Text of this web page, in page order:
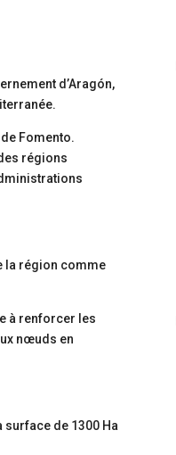
d’Aragón,
Fomento.
régions
la région comme
à renforcer les
nœuds en
de 1300 Ha